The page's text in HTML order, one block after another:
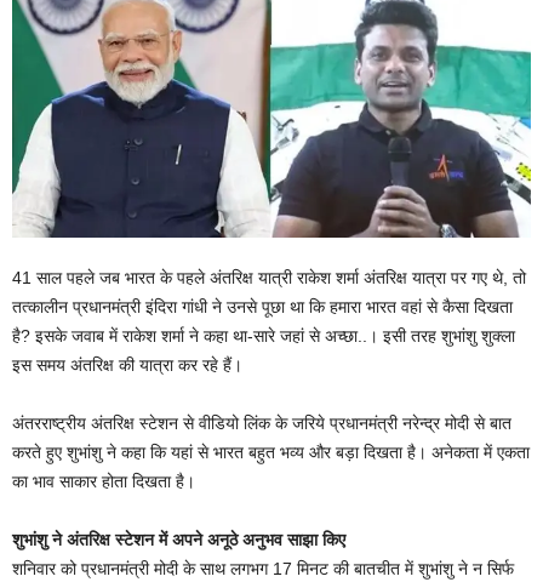
41 साल पहले जब भारत के पहले अंतरिक्ष यात्री राकेश शर्मा अंतरिक्ष यात्रा पर गए थे, तो
तत्कालीन प्रधानमंत्री इंदिरा गांधी ने उनसे पूछा था कि हमारा भारत वहां से कैसा दिखता
है? इसके जवाब में राकेश शर्मा ने कहा था-सारे जहां से अच्छा..। इसी तरह शुभांशु शुक्ला
इस समय अंतरिक्ष की यात्रा कर रहे हैं।
अंतरराष्ट्रीय अंतरिक्ष स्टेशन से वीडियो लिंक के जरिये प्रधानमंत्री नरेन्द्र मोदी से बात
करते हुए शुभांशु ने कहा कि यहां से भारत बहुत भव्य और बड़ा दिखता है। अनेकता में एकता
का भाव साकार होता दिखता है।
शुभांशु ने अंतरिक्ष स्टेशन में अपने अनूठे अनुभव साझा किए
शनिवार को प्रधानमंत्री मोदी के साथ लगभग 17 मिनट की बातचीत में शुभांशु ने न सिर्फ